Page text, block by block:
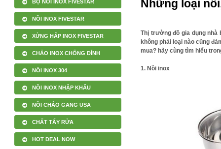
BỘ NỒI INOX FIVESTAR
NỒI INOX FIVESTAR
XỬNG HẤP INOX FIVESTAR
CHẢO INOX CHỐNG DÍNH
NỒI INOX 304
NỒI INOX NHẬP KHẨU
NỒI CHẢO GANG USA
CHẤT TẨY RỬA
HOT DEAL NOW
Những loại
Thị trường đồ gia dụng nhà
không phải loại nào cũng
mua? hãy cùng tìm hiểu
1. Nồi inox